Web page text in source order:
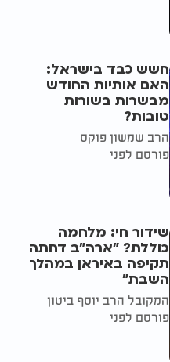
חשש כבד בישראל:
האם אותיות החודש
מבשרות בשורות
טובות?
הרב שמשון פוקס
פורסם לפני
שידור חי: מלחמה
כוללת? ״ארה"ב דחתה
תקיפה באיראן במהלך
השבת״
המקובל הרב יוסף ביטון
פורסם לפני